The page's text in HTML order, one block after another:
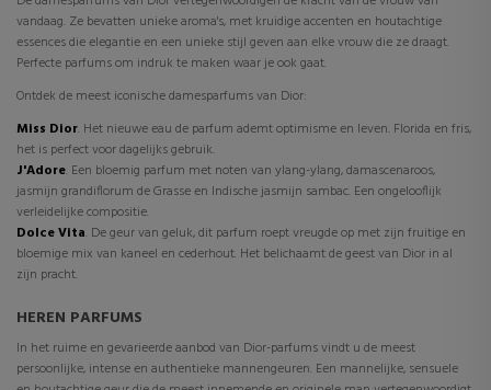
vandaag. Ze bevatten unieke aroma's, met kruidige accenten en houtachtige
essences die elegantie en een unieke stijl geven aan elke vrouw die ze draagt.
Perfecte parfums om indruk te maken waar je ook gaat.
Ontdek de meest iconische damesparfums van Dior:
Miss Dior. Het nieuwe eau de parfum ademt optimisme en leven. Florida en fris,
het is perfect voor dagelijks gebruik.
J'Adore. Een bloemig parfum met noten van ylang-ylang, damascenaroos,
jasmijn grandiflorum de Grasse en Indische jasmijn sambac. Een ongelooflijk
verleidelijke compositie.
Dolce Vita. De geur van geluk, dit parfum roept vreugde op met zijn fruitige en
bloemige mix van kaneel en cederhout. Het belichaamt de geest van Dior in al
zijn pracht.
HEREN PARFUMS
In het ruime en gevarieerde aanbod van Dior-parfums vindt u de meest
persoonlijke, intense en authentieke mannengeuren. Een mannelijke, sensuele